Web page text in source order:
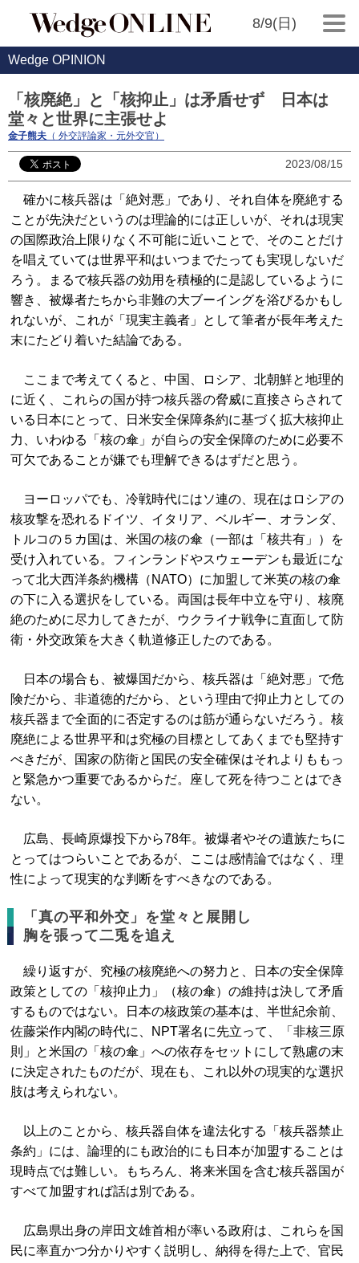
8/9(日)
Wedge OPINION
「核廃絶」と「核抑止」は矛盾せず 日本は
堂々と世界に主張せよ
金子熊夫 （ 外交評論家・元外交官）
2023/08/15
確かに核兵器は「絶対悪」であり、それ自体を廃絶する
ことが先決だというのは理論的には正しいが、それは現実
の国際政治上限りなく不可能に近いことで、そのことだけ
を唱えていては世界平和はいつまでたっても実現しないだ
ろう。まるで核兵器の効用を積極的に是認しているように
響き、被爆者たちから非難の大ブーイングを浴びるかもし
れないが、これが「現実主義者」として筆者が長年考えた
末にたどり着いた結論である。
ここまで考えてくると、中国、ロシア、北朝鮮と地理的
に近く、これらの国が持つ核兵器の脅威に直接さらされて
いる日本にとって、日米安全保障条約に基づく拡大核抑止
力、いわゆる「核の傘」が自らの安全保障のために必要不
可欠であることが嫌でも理解できるはずだと思う。
ヨーロッパでも、冷戦時代にはソ連の、現在はロシアの
核攻撃を恐れるドイツ、イタリア、ベルギー、オランダ、
トルコの５カ国は、米国の核の傘（一部は「核共有」）を
受け入れている。フィンランドやスウェーデンも最近にな
って北大西洋条約機構（NATO）に加盟して米英の核の傘
の下に入る選択をしている。両国は長年中立を守り、核廃
絶のために尽力してきたが、ウクライナ戦争に直面して防
衛・外交政策を大きく軌道修正したのである。
日本の場合も、被爆国だから、核兵器は「絶対悪」で危
険だから、非道徳的だから、という理由で抑止力としての
核兵器まで全面的に否定するのは筋が通らないだろう。核
廃絶による世界平和は究極の目標としてあくまでも堅持す
べきだが、国家の防衛と国民の安全確保はそれよりももっ
と緊急かつ重要であるからだ。座して死を待つことはでき
ない。
広島、長崎原爆投下から78年。被爆者やその遺族たちに
とってはつらいことであるが、ここは感情論ではなく、理
性によって現実的な判断をすべきなのである。
「真の平和外交」を堂々と展開し
胸を張って二兎を追え
繰り返すが、究極の核廃絶への努力と、日本の安全保障
政策としての「核抑止力」（核の傘）の維持は決して矛盾
するものではない。日本の核政策の基本は、半世紀余前、
佐藤栄作内閣の時代に、NPT署名に先立って、「非核三原
則」と米国の「核の傘」への依存をセットにして熟慮の末
に決定されたものだが、現在も、これ以外の現実的な選択
肢は考えられない。
以上のことから、核兵器自体を違法化する「核兵器禁止
条約」には、論理的にも政治的にも日本が加盟することは
現時点では難しい。もちろん、将来米国を含む核兵器国が
すべて加盟すれば話は別である。
広島県出身の岸田文雄首相が率いる政府は、これらを国
民に率直かつ分かりやすく説明し、納得を得た上で、官民